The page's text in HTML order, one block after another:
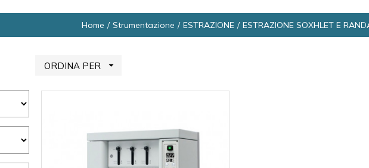
Home Strumentazione ESTRAZIONE ESTRAZIONE SOXHLET E
ORDINA PER 